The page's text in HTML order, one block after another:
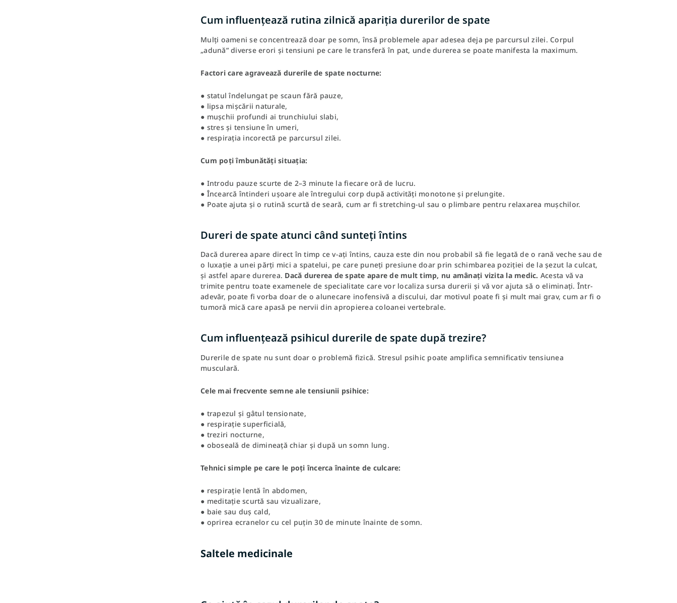
Cum influențează rutina zilnică apariția durerilor de spate
Mulți oameni se concentrează doar pe somn, însă problemele apar adesea deja pe parcursul zilei. Corpul
„adună” diverse erori și tensiuni pe care le transferă în pat, unde durerea se poate manifesta la maximum.
Factori care agravează durerile de spate nocturne:
● statul îndelungat pe scaun fără pauze,
● lipsa mișcării naturale,
● mușchii profundi ai trunchiului slabi,
● stres și tensiune în umeri,
● respirația incorectă pe parcursul zilei.
Cum poți îmbunătăți situația:
● Introdu pauze scurte de 2–3 minute la fiecare oră de lucru.
● Încearcă întinderi ușoare ale întregului corp după activități monotone și prelungite.
● Poate ajuta și o rutină scurtă de seară, cum ar fi stretching-ul sau o plimbare pentru relaxarea mușchilor.
Dureri de spate atunci când sunteți întins
Dacă durerea apare direct în timp ce v-ați întins, cauza este din nou probabil să fie legată de o rană veche sau de
o luxație a unei părți mici a spatelui, pe care puneți presiune doar prin schimbarea poziției de la șezut la culcat,
și astfel apare durerea. Dacă durerea de spate apare de mult timp, nu amânați vizita la medic. Acesta vă va
trimite pentru toate examenele de specialitate care vor localiza sursa durerii și vă vor ajuta să o eliminați. Într-
adevăr, poate fi vorba doar de o alunecare inofensivă a discului, dar motivul poate fi și mult mai grav, cum ar fi o
tumoră mică care apasă pe nervii din apropierea coloanei vertebrale.
Cum influențează psihicul durerile de spate după trezire?
Durerile de spate nu sunt doar o problemă fizică. Stresul psihic poate amplifica semnificativ tensiunea
musculară.
Cele mai frecvente semne ale tensiunii psihice:
● trapezul și gâtul tensionate,
● respirație superficială,
● treziri nocturne,
● oboseală de dimineață chiar și după un somn lung.
Tehnici simple pe care le poți încerca înainte de culcare:
● respirație lentă în abdomen,
● meditație scurtă sau vizualizare,
● baie sau duș cald,
● oprirea ecranelor cu cel puțin 30 de minute înainte de somn.
Saltele medicinale